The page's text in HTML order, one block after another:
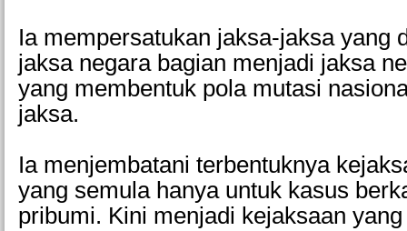
Ia mempersatukan jaksa-jaksa yang
jaksa negara bagian menjadi jaksa
yang membentuk pola mutasi
jaksa.
Ia menjembatani terbentuknya
yang semula hanya untuk kasus
pribumi. Kini menjadi kejaksaan